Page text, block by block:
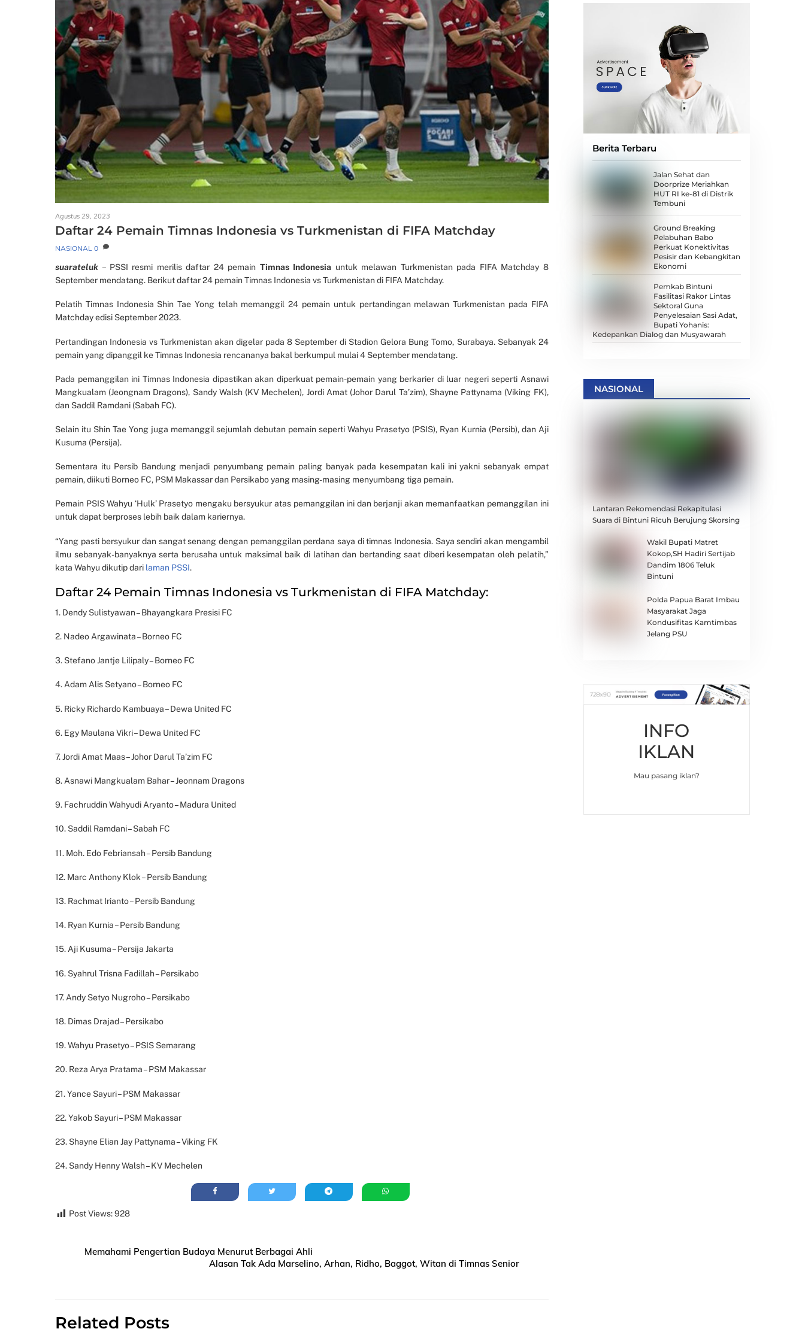
Agustus 29, 2023
Daftar 24 Pemain Timnas Indonesia vs Turkmenistan di FIFA Matchday
NASIONAL 0
suarateluk – PSSI resmi merilis daftar 24 pemain Timnas Indonesia untuk melawan Turkmenistan pada FIFA Matchday 8
September mendatang. Berikut daftar 24 pemain Timnas Indonesia vs Turkmenistan di FIFA Matchday.
Pelatih Timnas Indonesia Shin Tae Yong telah memanggil 24 pemain untuk pertandingan melawan Turkmenistan pada FIFA
Matchday edisi September 2023.
Pertandingan Indonesia vs Turkmenistan akan digelar pada 8 September di Stadion Gelora Bung Tomo, Surabaya. Sebanyak 24
pemain yang dipanggil ke Timnas Indonesia rencananya bakal berkumpul mulai 4 September mendatang.
Pada pemanggilan ini Timnas Indonesia dipastikan akan diperkuat pemain-pemain yang berkarier di luar negeri seperti Asnawi
Mangkualam (Jeongnam Dragons), Sandy Walsh (KV Mechelen), Jordi Amat (Johor Darul Ta’zim), Shayne Pattynama (Viking FK),
dan Saddil Ramdani (Sabah FC).
Selain itu Shin Tae Yong juga memanggil sejumlah debutan pemain seperti Wahyu Prasetyo (PSIS), Ryan Kurnia (Persib), dan Aji
Kusuma (Persija).
Sementara itu Persib Bandung menjadi penyumbang pemain paling banyak pada kesempatan kali ini yakni sebanyak empat
pemain, diikuti Borneo FC, PSM Makassar dan Persikabo yang masing-masing menyumbang tiga pemain.
Pemain PSIS Wahyu ‘Hulk’ Prasetyo mengaku bersyukur atas pemanggilan ini dan berjanji akan memanfaatkan pemanggilan ini
untuk dapat berproses lebih baik dalam kariernya.
“Yang pasti bersyukur dan sangat senang dengan pemanggilan perdana saya di timnas Indonesia. Saya sendiri akan mengambil
ilmu sebanyak-banyaknya serta berusaha untuk maksimal baik di latihan dan bertanding saat diberi kesempatan oleh pelatih,”
kata Wahyu dikutip dari laman PSSI.
Daftar 24 Pemain Timnas Indonesia vs Turkmenistan di FIFA Matchday:
1. Dendy Sulistyawan – Bhayangkara Presisi FC
2. Nadeo Argawinata – Borneo FC
3. Stefano Jantje Lilipaly – Borneo FC
4. Adam Alis Setyano – Borneo FC
5. Ricky Richardo Kambuaya – Dewa United FC
6. Egy Maulana Vikri – Dewa United FC
7. Jordi Amat Maas – Johor Darul Ta’zim FC
8. Asnawi Mangkualam Bahar – Jeonnam Dragons
9. Fachruddin Wahyudi Aryanto – Madura United
10. Saddil Ramdani – Sabah FC
11. Moh. Edo Febriansah – Persib Bandung
12. Marc Anthony Klok – Persib Bandung
13. Rachmat Irianto – Persib Bandung
14. Ryan Kurnia – Persib Bandung
15. Aji Kusuma – Persija Jakarta
16. Syahrul Trisna Fadillah – Persikabo
17. Andy Setyo Nugroho – Persikabo
18. Dimas Drajad – Persikabo
19. Wahyu Prasetyo – PSIS Semarang
20. Reza Arya Pratama – PSM Makassar
21. Yance Sayuri – PSM Makassar
22. Yakob Sayuri – PSM Makassar
23. Shayne Elian Jay Pattynama – Viking FK
24. Sandy Henny Walsh – KV Mechelen
Post Views:928
Memahami Pengertian Budaya Menurut Berbagai Ahli
Alasan Tak Ada Marselino, Arhan, Ridho, Baggot, Witan di Timnas Senior
Related Posts
Berita Terbaru
Jalan Sehat dan
Doorprize Meriahkan
HUT RI ke-81 di Distrik
Tembuni
Ground Breaking
Pelabuhan Babo
Perkuat Konektivitas
Pesisir dan Kebangkitan
Ekonomi
Pemkab Bintuni
Fasilitasi Rakor Lintas
Sektoral Guna
Penyelesaian Sasi Adat,
Bupati Yohanis:
Kedepankan Dialog dan Musyawarah
NASIONAL
Lantaran Rekomendasi Rekapitulasi
Suara di Bintuni Ricuh Berujung Skorsing
Wakil Bupati Matret
Kokop,SH Hadiri Sertijab
Dandim 1806 Teluk
Bintuni
Polda Papua Barat Imbau
Masyarakat Jaga
Kondusifitas Kamtimbas
Jelang PSU
INFO
IKLAN
Mau pasang iklan?